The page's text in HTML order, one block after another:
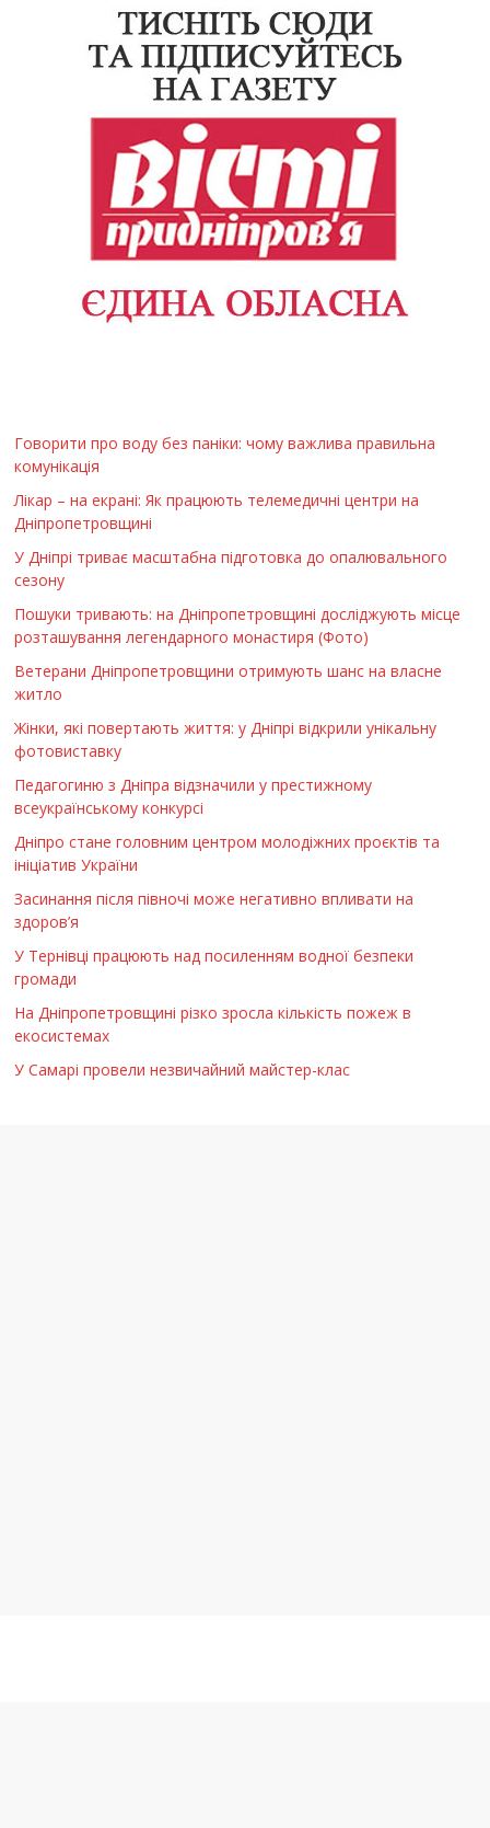
Говорити про воду без паніки: чому важлива правильна
комунікація
Лікар – на екрані: Як працюють телемедичні центри на
Дніпропетровщині
У Дніпрі триває масштабна підготовка до опалювального
сезону
Пошуки тривають: на Дніпропетровщині досліджують місце
розташування легендарного монастиря (Фото)
Ветерани Дніпропетровщини отримують шанс на власне
житло
Жінки, які повертають життя: у Дніпрі відкрили унікальну
фотовиставку
Педагогиню з Дніпра відзначили у престижному
всеукраїнському конкурсі
Дніпро стане головним центром молодіжних проєктів та
ініціатив України
Засинання після півночі може негативно впливати на
здоров’я
У Тернівці працюють над посиленням водної безпеки
громади
На Дніпропетровщині різко зросла кількість пожеж в
екосистемах
У Самарі провели незвичайний майстер-клас